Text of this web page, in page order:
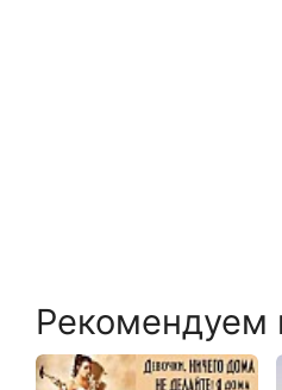
Рекомендуем